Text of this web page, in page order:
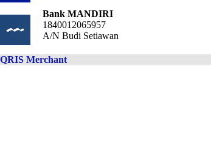
Bank MANDIRI
1840012065957
A/N Budi Setiawan
QRIS Merchant